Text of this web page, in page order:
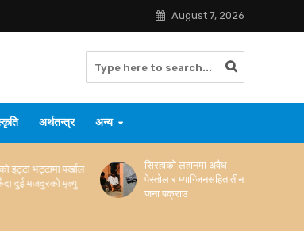
August 7, 2026
अर्थतन्त्र अन्य
लहानमा अवैध
र म्याग्जिनसहित तीन
पक्राउ
सप्तरीमा विभिन्न मोबाइलका
सामानसहित मोटरसाइकल
नियन्त्रणमा